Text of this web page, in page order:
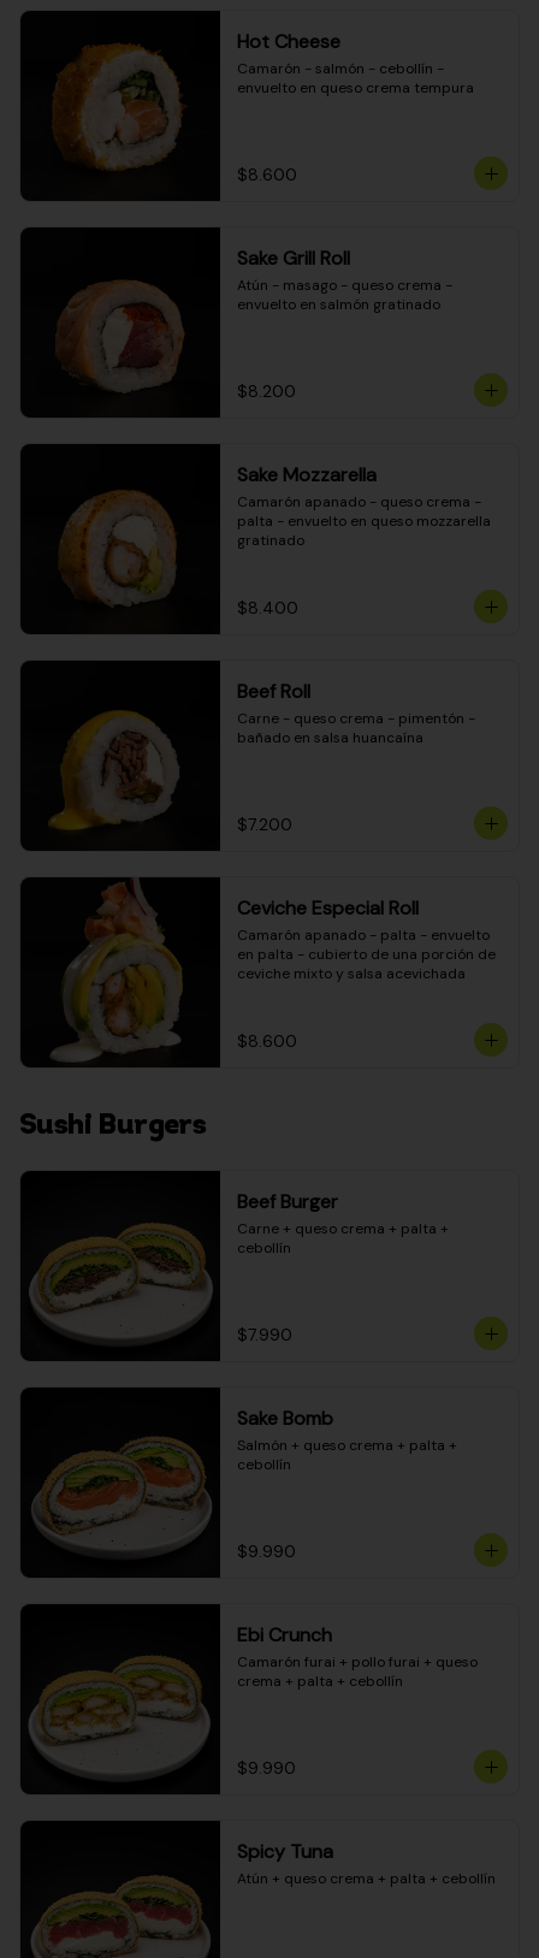
Hot Cheese
Camarón - salmón - cebollín -
envuelto en queso crema tempura
$8.600
Sake Grill Roll
Atún - masago - queso crema -
envuelto en salmón gratinado
$8.200
Sake Mozzarella
Camarón apanado - queso crema -
palta - envuelto en queso mozzarella
gratinado
$8.400
Beef Roll
Carne - queso crema - pimentón -
bañado en salsa huancaína
$7.200
Ceviche Especial Roll
Camarón apanado - palta - envuelto
en palta - cubierto de una porción de
ceviche mixto y salsa acevichada
$8.600
Sushi Burgers
Beef Burger
Carne + queso crema + palta +
cebollín
$7.990
Sake Bomb
Salmón + queso crema + palta +
cebollín
$9.990
Ebi Crunch
Camarón furai + pollo furai + queso
crema + palta + cebollín
$9.990
Spicy Tuna
Atún + queso crema + palta + cebollín